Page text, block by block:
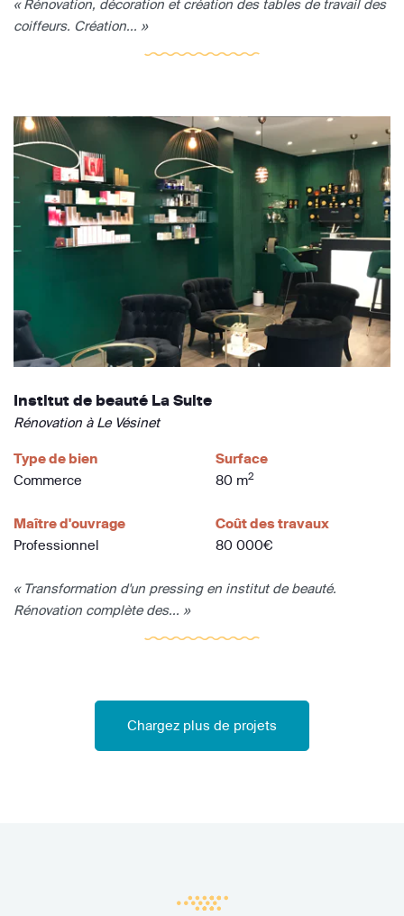
« Rénovation, décoration et création des tables de travail des
coiffeurs. Création... »
Institut de beauté La Suite
Rénovation à Le Vésinet
Type de bien
Commerce
Surface
80 m2
Maître d'ouvrage
Professionnel
Coût des travaux
80 000€
« Transformation d'un pressing en institut de beauté.
Rénovation complète des... »
Chargez plus de projets